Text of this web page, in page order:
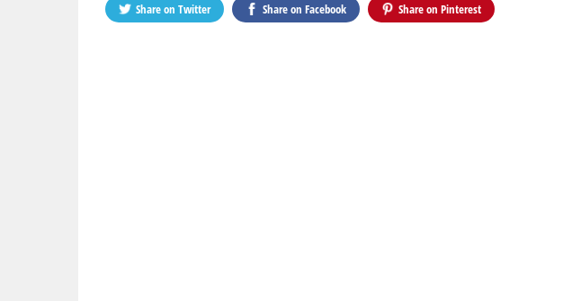
Share on Twitter Share on Facebook Share on Pinterest